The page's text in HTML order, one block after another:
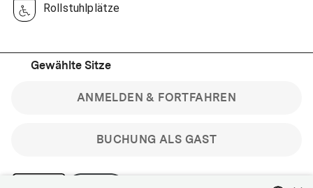
Rollstuhlplätze
Gewählte Sitze
BUCHUNG ALS GAST
ANMELDEN & FORTFAHREN